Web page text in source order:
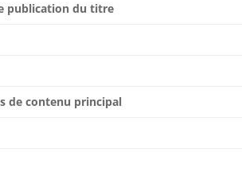
publication du titre
de contenu principal